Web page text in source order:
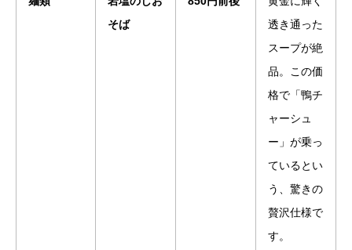
そば
透き通った
スープが絶
品。この価
格で「鴨チ
ャーシュ
ー」が乗っ
ているとい
う、驚きの
贅沢仕様で
す。